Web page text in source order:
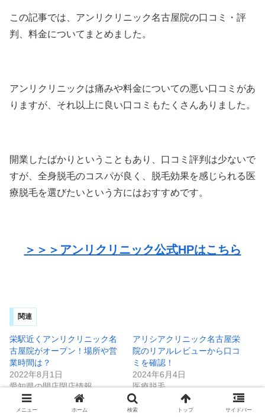
この記事では、アンリクリニック名古屋院の口コミ・評
判、料金についてまとめました。
アンリクリニックは痛みや料金についての悪い口コミがあ
りますが、それ以上に良い口コミもたくさんありました。
開業したばかりということもあり、口コミ評判は少ないで
すが、全身脱毛のコスパが良く、脱毛効果を感じられる医
療脱毛を選びたいという方にはおすすめです。
＞＞＞アンリクリニック公式HPはこちら
関連
栄駅近くアンリクリニック名
古屋院がオープン！場所や営
業時間は？
2022年8月1日
愛知県の開店閉店情報
アリシアクリニック名古屋栄
院のリアルレビューから口コ
ミを確認！
2024年6月4日
医療脱毛
Aクリニックデンタルの悪い
メニュー ホーム 検索 トップ サイドバー